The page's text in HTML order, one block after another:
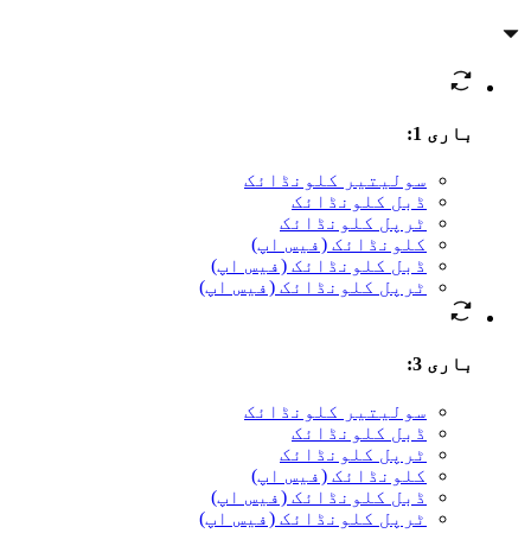
باری 1 :
سوليتير کلونڈائک
ڈبل کلونڈائک
ٹرپل کلونڈائک
کلونڈائک (فیس اپ)
ڈبل کلونڈائک (فیس اپ)
ٹرپل کلونڈائک (فیس اپ)
باری 3 :
سوليتير کلونڈائک
ڈبل کلونڈائک
ٹرپل کلونڈائک
کلونڈائک (فیس اپ)
ڈبل کلونڈائک (فیس اپ)
ٹرپل کلونڈائک (فیس اپ)